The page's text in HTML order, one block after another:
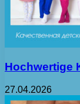
Hochwertige
27.04.2026